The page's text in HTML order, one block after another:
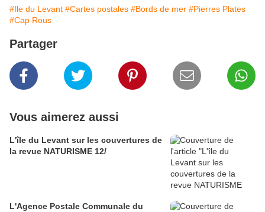
#Ile du Levant #Cartes postales #Bords de mer #Pierres Plates
#Cap Rous
Partager
Vous aimerez aussi
L'île du Levant sur les couvertures de
la revue NATURISME 12/
L'Agence Postale Communale du